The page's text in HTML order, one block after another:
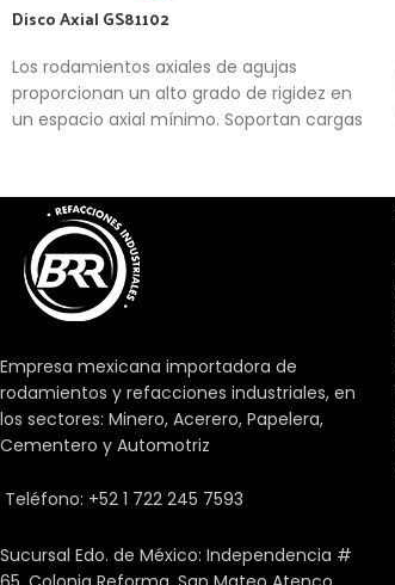
Disco Axial GS81102
Los rodamientos axiales de agujas
proporcionan un alto grado de rigidez en
un espacio axial mínimo. Soportan cargas
un diámetro pequeño respecto a su
longitud. El perfil modificado de rodillo o del
camino de rodadura evita los picos de
tensión para prolongar la vida útil del
rodamiento. Los rodamientos facilitan el
que se unen a él. Hay una gran cantidad
de tipos dependiendo de diferentes
aspectos como las cargas, su precisión, los
elementos rodantes o la velocidad.
Empresa mexicana importadora de
rodamientos y refacciones industriales, en
los sectores: Minero, Acerero, Papelera,
Cementero y Automotriz
Teléfono: +52 1 722 245 7593
Sucursal Edo. de México: Independencia #